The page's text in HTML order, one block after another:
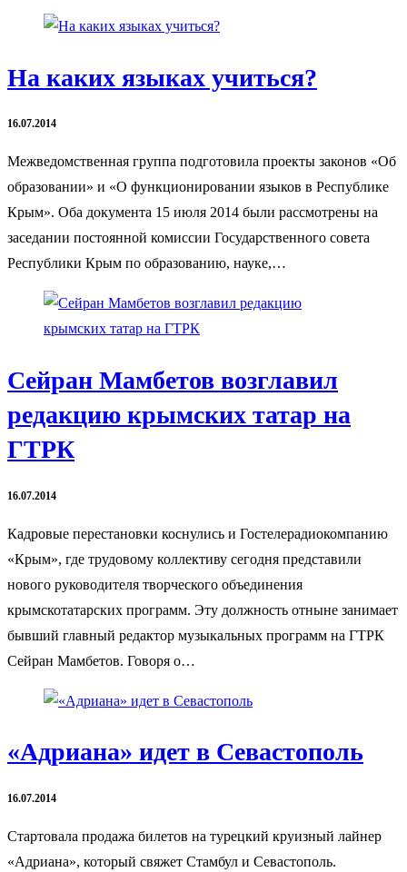
На каких языках учиться?
16.07.2014
Межведомственная группа подготовила проекты законов «Об
образовании» и «О функционировании языков в Республике
Крым». Оба документа 15 июля 2014 были рассмотрены на
заседании постоянной комиссии Государственного совета
Республики Крым по образованию, науке,…
Сейран Мамбетов возглавил
редакцию крымских татар на
ГТРК
16.07.2014
Кадровые перестановки коснулись и Гостелерадиокомпанию
«Крым», где трудовому коллективу сегодня представили
нового руководителя творческого объединения
крымскотатарских программ. Эту должность отныне занимает
бывший главный редактор музыкальных программ на ГТРК
Сейран Мамбетов. Говоря о…
«Адриана» идет в Севастополь
16.07.2014
Стартовала продажа билетов на турецкий круизный лайнер
«Адриана», который свяжет Стамбул и Севастополь.